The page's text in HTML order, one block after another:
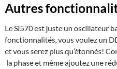
Autres
Le Si570 est juste un oscillateur
fonctionnalités, vous voulez un
et vous serez plus qu’étonnés!
la phase et même ajoutez une